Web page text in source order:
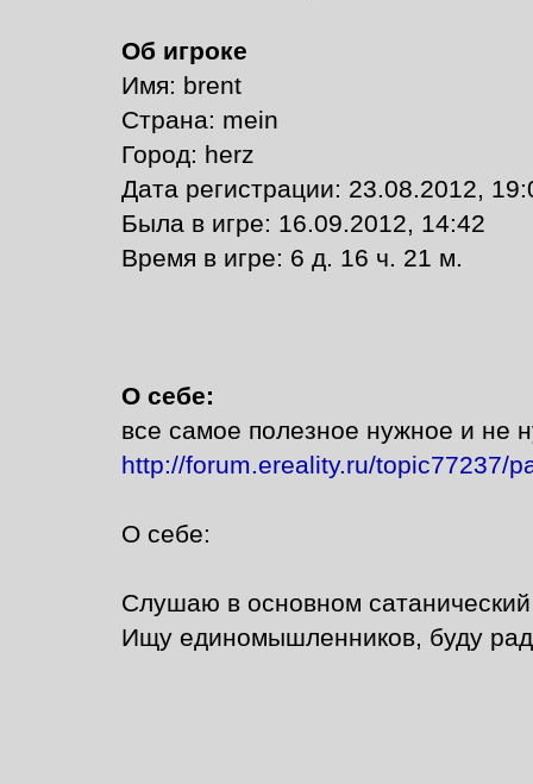
Об игроке
Имя: brent
Страна: mein
Город: herz
Дата регистрации: 23.08.2012,
Былa в игре: 16.09.2012, 14:42
Время в игре: 6 д. 16 ч. 21 м.
О себе:
все самое полезное нужное и не
http://forum.ereality.ru/topic77237/
О себе:
Слушаю в основном
Ищу единомышленников, буду